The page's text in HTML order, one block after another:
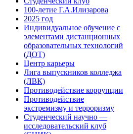
100-летие Г.А.Илизарова
2025 год
Индивидуальное обучение с
элементами дистанционных
образовательных технологий
(ДОТ)
Центр карьеры
Лига выпускников колледжа
(ЛВК)
Противодействие коррупции
Противодействие
экстремизму и терроризму
Студенческий научно —
исследовательский клуб